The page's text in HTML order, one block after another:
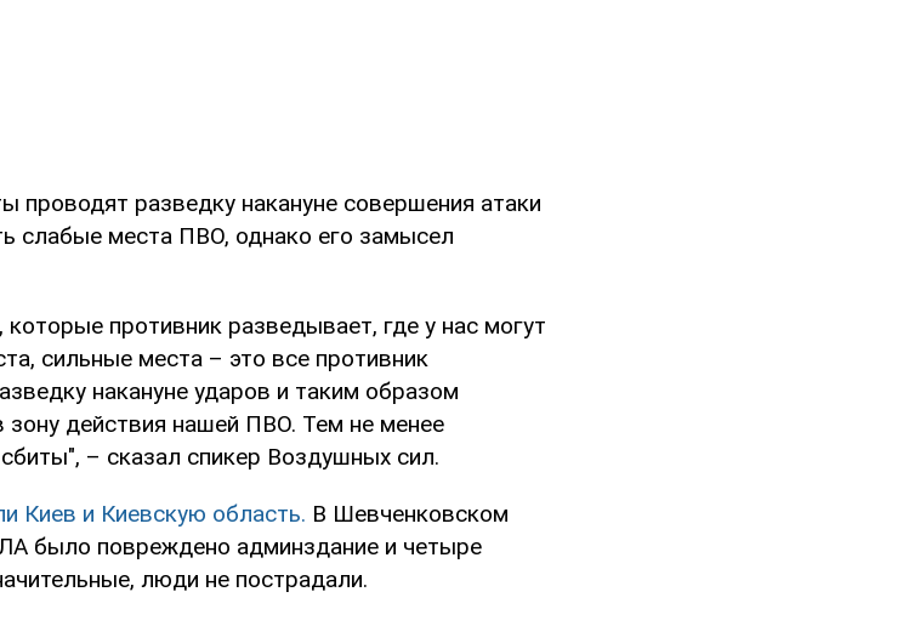
проводят разведку накануне совершения атаки
слабые места ПВО, однако его замысел
противник разведывает, где у нас могут
сильные места – это все противник
накануне ударов и таким образом
зону действия нашей ПВО. Тем не менее
– сказал спикер Воздушных сил.
Киев и Киевскую область. В Шевченковском
было повреждено админздание и четыре
люди не пострадали.